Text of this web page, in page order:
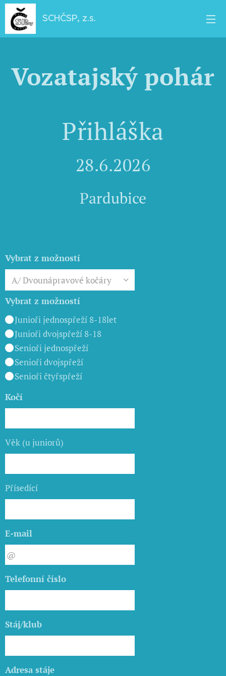
SCHČSP, z.s.
Vozatajský pohár
Přihláška
28.6.2026
Pardubice
Vybrat z možností
Vybrat z možností
Junioři jednospřeží 8-18let
Junioři dvojspřeží 8-18
Senioři jednospřeží
Senioři dvojspřeží
Senioři čtyřspřeží
Kočí
Věk (u juniorů)
Přísedící
E-mail
Telefonní číslo
Stáj/klub
Adresa stáje